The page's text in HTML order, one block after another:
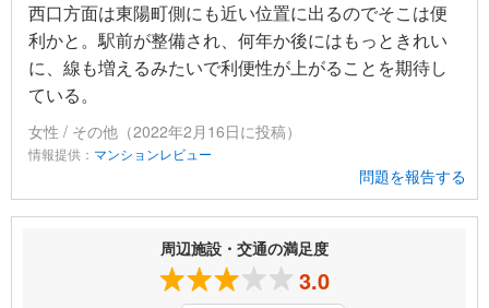
西口方面は東陽町側にも近い位置に出るのでそこは便
利かと。駅前が整備され、何年か後にはもっときれい
に、線も増えるみたいで利便性が上がることを期待し
ている。
女性 / その他（2022年2月16日に投稿）
情報提供： マンションレビュー
問題を報告する
周辺施設・交通の満足度
3.0